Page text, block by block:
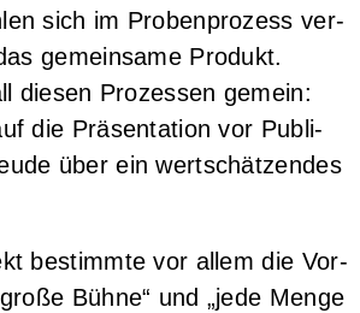
sich im Pro­ben­pro­zess ver­
gemein­sa­me Pro­dukt.
die­sen Pro­zes­sen gemein:
die Prä­sen­ta­ti­on vor Publi­
über ein wert­schät­zen­des
bestimm­te vor allem die Vor­
Büh­ne“ und „jede Men­ge